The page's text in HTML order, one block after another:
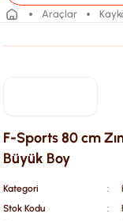
Araçlar
F-Sports 80 cm
Büyük Boy
Kategori
Stok Kodu